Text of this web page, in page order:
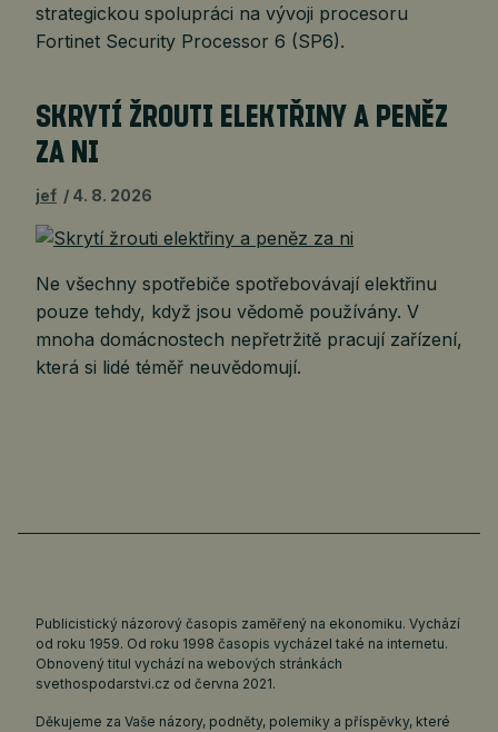
strategickou spolupráci na vývoji procesoru
Fortinet Security Processor 6 (SP6).
SKRYTÍ ŽROUTI ELEKTŘINY A PENĚZ
ZA NI
jef 4. 8. 2026
Ne všechny spotřebiče spotřebovávají elektřinu
pouze tehdy, když jsou vědomě používány. V
mnoha domácnostech nepřetržitě pracují zařízení,
která si lidé téměř neuvědomují.
Publicistický názorový časopis zaměřený na ekonomiku. Vychází
od roku 1959. Od roku 1998 časopis vycházel také na internetu.
Obnovený titul vychází na webových stránkách
svethospodarstvi.cz od června 2021.
Děkujeme za Vaše názory, podněty, polemiky a příspěvky, které